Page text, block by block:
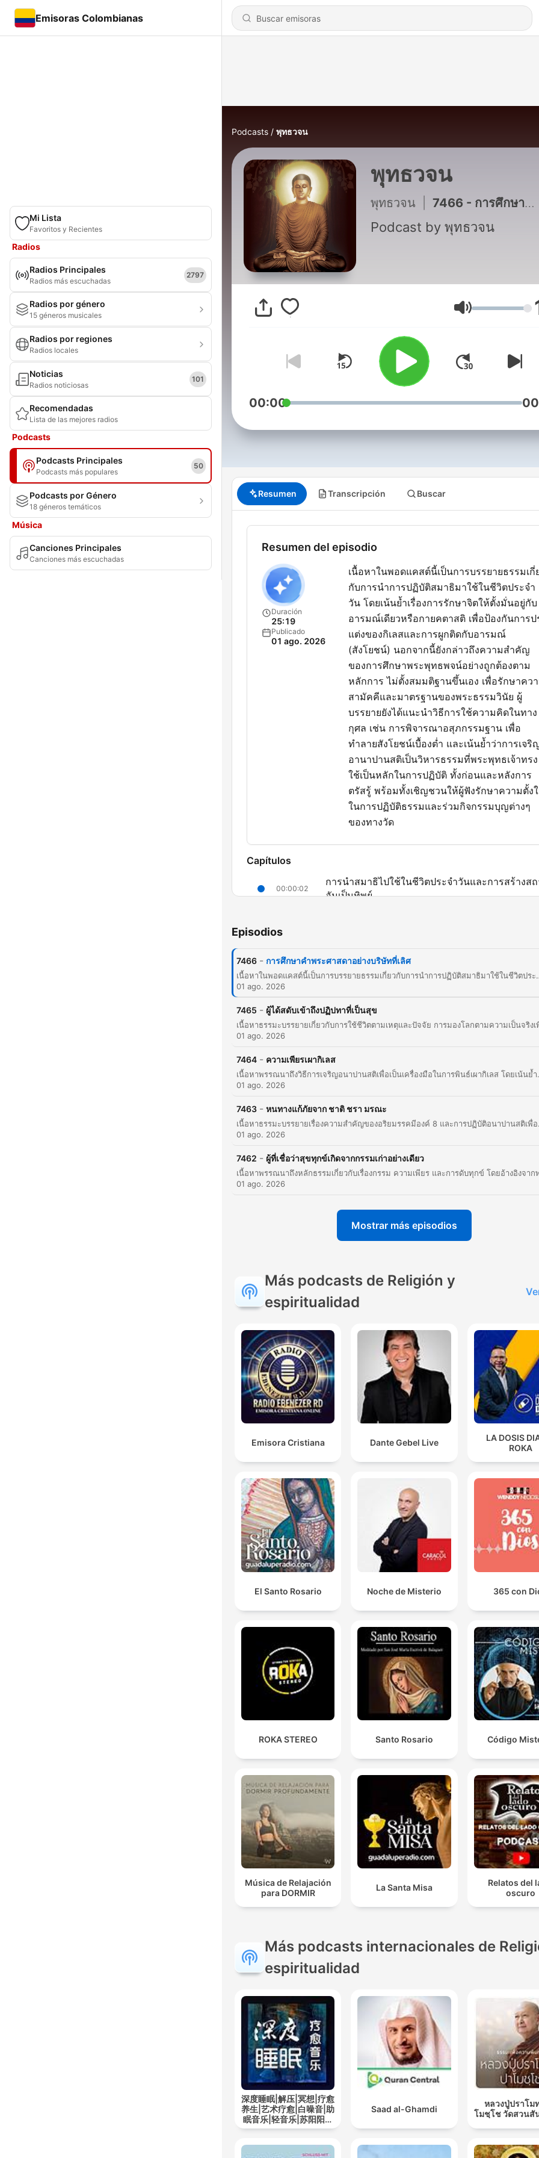
Emisoras Colombianas
Mi Lista
Favoritos y Recientes
Radios
Radios Principales
Radios más escuchadas
2797
Radios por género
15 géneros musicales
Radios por regiones
Radios locales
Noticias
Radios noticiosas
101
Recomendadas
Lista de las mejores radios
Podcasts
Podcasts Principales
Podcasts más populares
50
Podcasts por Género
18 géneros temáticos
Música
Canciones Principales
Canciones más escuchadas
Podcasts พุทธวจน
พุทธวจน
พุทธวจน 7466 - การศึกษาคำพระศาสดาอย่างบริษัทที่เลิศ
Podcast by พุทธวจน
Volumen
00:00
Resumen Transcripción Buscar
Resumen del episodio
Duración
25:19
Publicado
01 ago. 2026
เนื้อหาในพอดแคสต์นี้เป็นการบรรยายธรรมเกี่
กับการนำการปฏิบัติสมาธิมาใช้ในชีวิตประจำ
วัน โดยเน้นย้ำเรื่องการรักษาจิตให้ตั้งมั่นอยู่กับ
อารมณ์เดียวหรือกายคตาสติ เพื่อป้องกันการป
แต่งของกิเลสและการผูกติดกับอารมณ์
(สังโยชน์) นอกจากนี้ยังกล่าวถึงความสำคัญ
ของการศึกษาพระพุทธพจน์อย่างถูกต้องตาม
หลักการ ไม่ตั้งสมมติฐานขึ้นเอง เพื่อรักษาคว
สามัคคีและมาตรฐานของพระธรรมวินัย ผู้
บรรยายยังได้แนะนำวิธีการใช้ความคิดในทาง
กุศล เช่น การพิจารณาอสุภกรรมฐาน เพื่อ
ทำลายสังโยชน์เบื้องต่ำ และเน้นย้ำว่าการเจริ
อานาปานสติเป็นวิหารธรรมที่พระพุทธเจ้าทรง
ใช้เป็นหลักในการปฏิบัติ ทั้งก่อนและหลังการ
ตรัสรู้ พร้อมทั้งเชิญชวนให้ผู้ฟังรักษาความตั้ง
ในการปฏิบัติธรรมและร่วมกิจกรรมบุญต่างๆ
ของทางวัด
Capítulos
00:00:02
การนำสมาธิไปใช้ในชีวิตประจำวันและการสร้างส
อันเป็นทิพย์
00:00:02
ปานสติ
00:00:02
การทำลายสังโยชน์และการใช้ความคิดในทางกุศล
00:00:02
อานาปานสติในฐานะตถาคตวิหารและเครื่องอยู่ของ
อริยบุคคล
00:00:02
กิจกรรมวัด
Haz clic en un capítulo para ir directamente a ese momento
Destacados
มันดีไม่ดี มันก็จะขึ้นอยู่กับตัวบุคคลที่ไปอยู่ที่นั้นว่าเราประพุท
กลายวาจาใจดีไหม
แวดล้อมและสถานที่
เมื่อเราทราบว่าสิ่งใดที่อันนี้ไม่ใช่พระบัญญัติหรือพระภาสิตข
กล่าวตู่พระองค์ด้วยถ้อยคำมันไม่จริง
00:00:02 · ความสำคัญของการตรวจสอบข้อมูลธรรมะให้ตรงตาม
พุทธพจน์เพื่อรักษามาตรฐานพระธรรมวินัย
ถ้าพระองค์อยู่ในพุทธธรรมที่เป็นอานาปานสติสมาธิ เมื่อพระ
องค์มีพยันชนะกระทบในเรื่องการสรรเสริญ พระองค์รับรู้แ
จากนั้นพระองค์กลับไปตั้งจิตไว้อย่างเดิม คือกลับไปอยู่กับอา
ปานสติสมาธิเหมือนเดิม
00:00:02 · ตัวอย่างการวางจิตของพระพุทธเจ้าเมื่อเผชิญกับคำ
สรรเสริญเพื่อไม่ให้เกิดการปรุงแต่ง
การดึงกลับมา การรีบละ การพยายามบันเทา พยายามที่จะถ่
ถอน พยายามทำให้สิ้นสุดไป... เป็นการทำลายซึ่งการผูกติด
อารมณ์ หรือเรียกว่าสังโยชน์
00:00:02 · อธิบายถึงวิธีการปฏิบัติเพื่อลดละความเพลิน (นันทิ) และ
วงจรของสังโยชน์
อานาปานสติเป็นตถาคตวิหาร เป็นเครื่องอยู่ของอริยะ เป็นอ
วิหาร เป็นเครื่องอยู่ของอริยบุคคล เป็นพรหมวิหาร เป็นเครื่อง
อยู่ของพรหม
00:00:02 · การยกย่องความสำคัญของอานาปานสติในฐานะธรรมที่
Episodios
7466 - การศึกษาคำพระศาสดาอย่างบริษัทที่เลิศ
เนื้อหาในพอดแคสต์นี้เป็นการบรรยายธรรมเกี่ยวกับการนำการปฏิบัติสมาธิมาใช้ในชีวิตประจำวัน โดยเน้นย้ำเรื่องการรักษาจิตให้ตั้งมั่นอยู่กับอารมณ์เดียวหรือกายคตาสติ เพื่อป้องกันการปรุงแต่งของกิเ
01 ago. 2026
7465 - ผู้ได้สดับเข้าถึงปฏิปทาที่เป็นสุข
01 ago. 2026
7464 - ความเพียรเผากิเลส
เนื้อหาพรรณนาถึงวิธีการเจริญอนาปานสติเพื่อเป็นเครื่องมือในการพินธ์เผากิเลส โดยเน้นย้ำการใช้ลมหายใจเข้าและออกเป็น
01 ago. 2026
7463 - หนทางแก้ภัยจาก ชาติ ชรา มรณะ
เนื้อหาธรรมะบรรยายเรื่องความสำคัญของอริยมรรคมีองค์ 8 และการ
01 ago. 2026
7462 - ผู้ที่เชื่อว่าสุขทุกข์เกิดจากกรรมเก่าอย่างเดียว
01 ago. 2026
Mostrar más episodios
Más podcasts de Religión y
espiritualidad
Emisora Cristiana Dante Gebel Live
LA DOSIS
ROKA
El Santo Rosario Noche de Misterio 365 con
ROKA STEREO Santo Rosario Código
Música de Relajación
para DORMIR
La Santa Misa
Relatos del
oscuro
Más podcasts internacionales de
espiritualidad
深度睡眠|解压|冥想|疗愈
养生|艺术疗愈|白噪音|助
眠音乐|轻音乐|苏阳阳频
道
Saad al-Ghamdi
หลวงปู่ปราโม
โมชฺโช วัดสวนสั